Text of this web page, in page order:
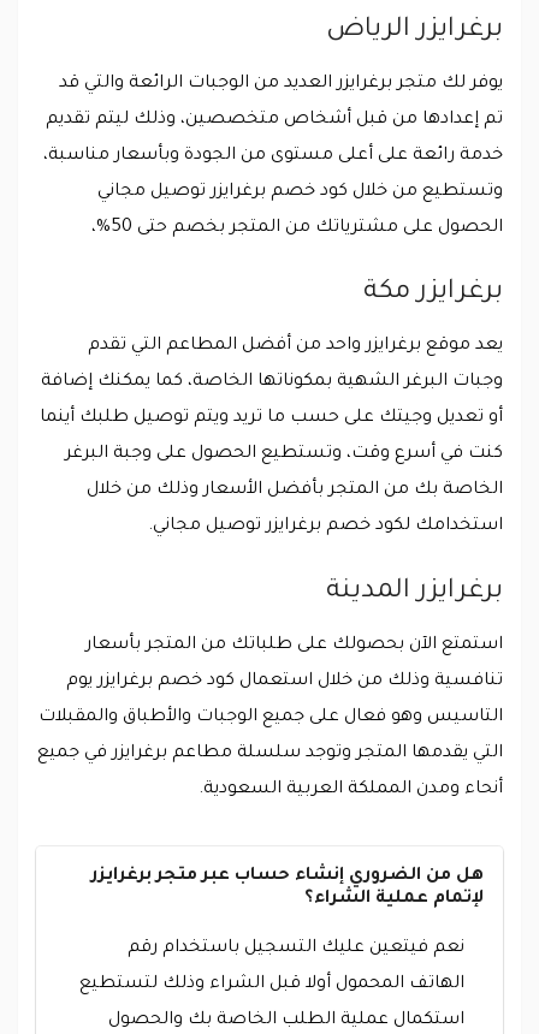
برغرايزر الرياض
يوفر لك متجر برغرايزر العديد من الوجبات الرائعة والتي قد
تم إعدادها من قبل أشخاص متخصصين، وذلك ليتم تقديم
خدمة رائعة على أعلى مستوى من الجودة وبأسعار مناسبة،
وتستطيع من خلال كود خصم برغرايزر توصيل مجاني
الحصول على مشترياتك من المتجر بخصم حتى 50%،
برغرايزر مكة
يعد موقع برغرايزر واحد من أفضل المطاعم التي تقدم
وجبات البرغر الشهية بمكوناتها الخاصة، كما يمكنك إضافة
أو تعديل وجيتك على حسب ما تريد ويتم توصيل طلبك أينما
كنت في أسرع وقت، وتستطيع الحصول على وجبة البرغر
الخاصة بك من المتجر بأفضل الأسعار وذلك من خلال
استخدامك لكود خصم برغرايزر توصيل مجاني.
برغرايزر المدينة
استمتع الآن بحصولك على طلباتك من المتجر بأسعار
تنافسية وذلك من خلال استعمال كود خصم برغرايزر يوم
التاسيس وهو فعال على جميع الوجبات والأطباق والمقبلات
التي يقدمها المتجر وتوجد سلسلة مطاعم برغرايزر في جميع
أنحاء ومدن المملكة العربية السعودية.
هل من الضروري إنشاء حساب عبر متجر برغرايزر
لإتمام عملية الشراء؟
نعم فيتعين عليك التسجيل باستخدام رقم
الهاتف المحمول أولا قبل الشراء وذلك لتستطيع
استكمال عملية الطلب الخاصة بك والحصول